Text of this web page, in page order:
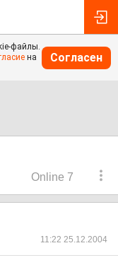
файлы.
на
Согласен
Online 7
11:22 25.12.2004